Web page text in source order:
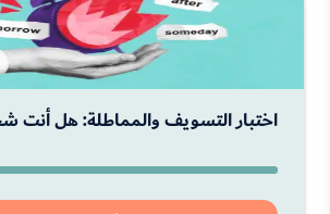
اختبار التسويف والمماطلة: هل